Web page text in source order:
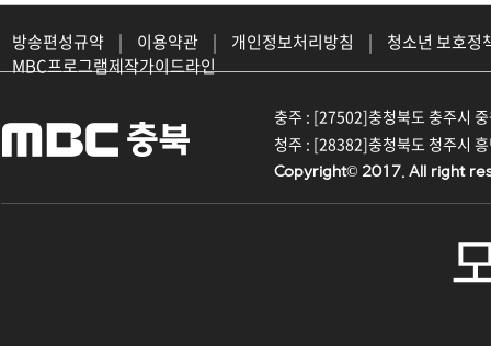
방송편성규약 | 이용약관 | 개인정보처리방침 |
청소년 보호정
MBC프로그램제작가이드라인
충주 : [27502]충청북도 충주시
청주 : [28382]충청북도 청주시
Copyright© 2017. All right